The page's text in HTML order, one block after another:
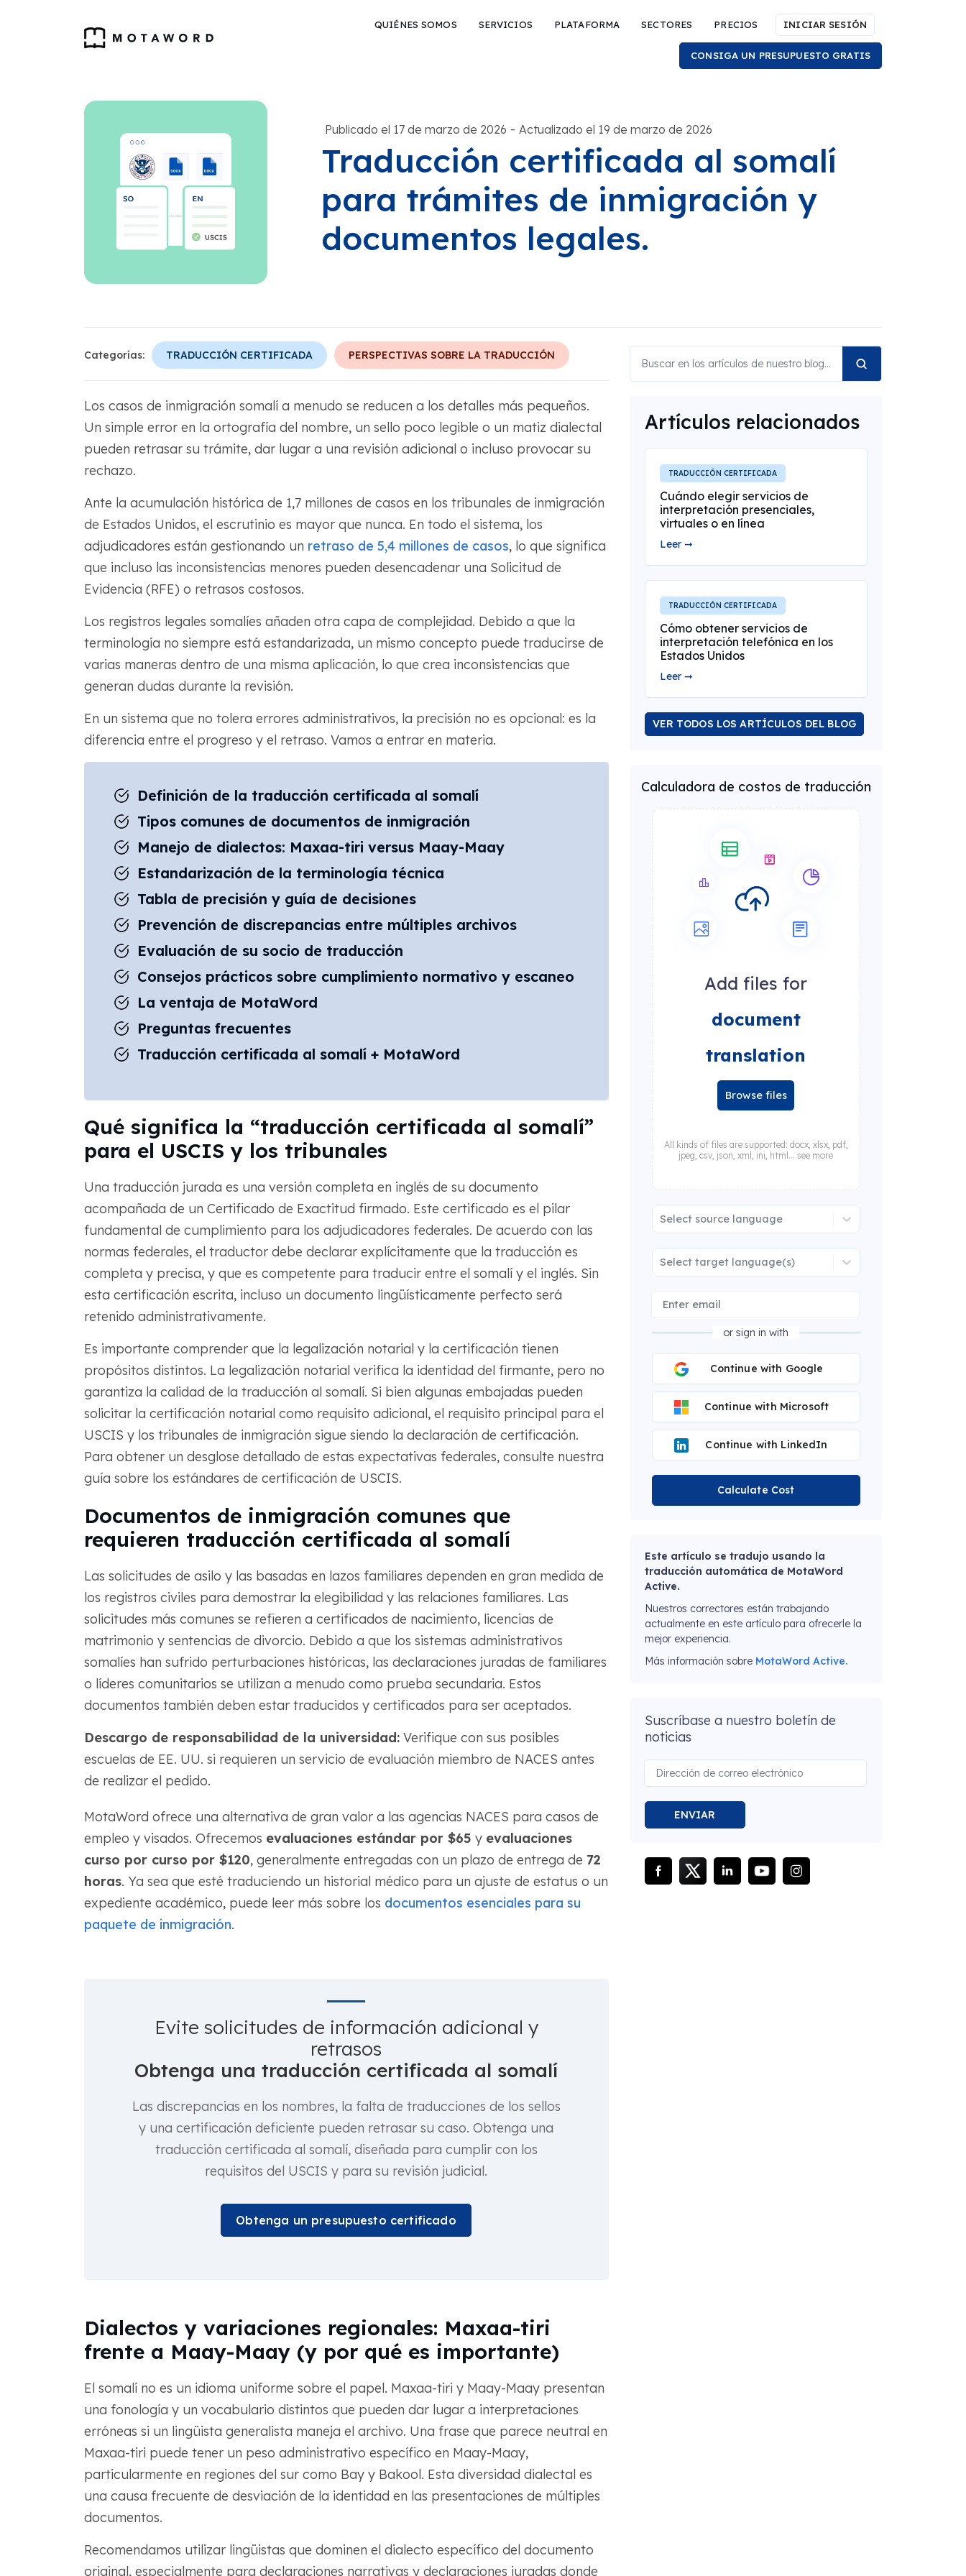
QUIÉNES SOMOS SERVICIOS PLATAFORMA SECTORES PRECIOS INICIAR SESIÓN
CONSIGA UN PRESUPUESTO GRATIS
Publicado el 17 de marzo de 2026 - Actualizado el 19 de marzo de 2026
Traducción certificada al somalí
para trámites de inmigración y
documentos legales.
Categorías: TRADUCCIÓN CERTIFICADA PERSPECTIVAS SOBRE LA TRADUCCIÓN
Los casos de inmigración somalí a menudo se reducen a los detalles más pequeños.
Un simple error en la ortografía del nombre, un sello poco legible o un matiz dialectal
pueden retrasar su trámite, dar lugar a una revisión adicional o incluso provocar su
rechazo.
Ante la acumulación histórica de 1,7 millones de casos en los tribunales de inmigración
de Estados Unidos, el escrutinio es mayor que nunca. En todo el sistema, los
adjudicadores están gestionando un retraso de 5,4 millones de casos, lo que significa
que incluso las inconsistencias menores pueden desencadenar una Solicitud de
Evidencia (RFE) o retrasos costosos.
Los registros legales somalíes añaden otra capa de complejidad. Debido a que la
terminología no siempre está estandarizada, un mismo concepto puede traducirse de
varias maneras dentro de una misma aplicación, lo que crea inconsistencias que
generan dudas durante la revisión.
En un sistema que no tolera errores administrativos, la precisión no es opcional: es la
diferencia entre el progreso y el retraso. Vamos a entrar en materia.
Definición de la traducción certificada al somalí
Tipos comunes de documentos de inmigración
Manejo de dialectos: Maxaa-tiri versus Maay-Maay
Estandarización de la terminología técnica
Tabla de precisión y guía de decisiones
Prevención de discrepancias entre múltiples archivos
Evaluación de su socio de traducción
Consejos prácticos sobre cumplimiento normativo y escaneo
La ventaja de MotaWord
Preguntas frecuentes
Traducción certificada al somalí + MotaWord
Qué significa la “traducción certificada al somalí”
para el USCIS y los tribunales
Una traducción jurada es una versión completa en inglés de su documento
acompañada de un Certificado de Exactitud firmado. Este certificado es el pilar
fundamental de cumplimiento para los adjudicadores federales. De acuerdo con las
normas federales, el traductor debe declarar explícitamente que la traducción es
completa y precisa, y que es competente para traducir entre el somalí y el inglés. Sin
esta certificación escrita, incluso un documento lingüísticamente perfecto será
retenido administrativamente.
Es importante comprender que la legalización notarial y la certificación tienen
propósitos distintos. La legalización notarial verifica la identidad del firmante, pero no
garantiza la calidad de la traducción al somalí. Si bien algunas embajadas pueden
solicitar la certificación notarial como requisito adicional, el requisito principal para el
USCIS y los tribunales de inmigración sigue siendo la declaración de certificación.
Para obtener un desglose detallado de estas expectativas federales, consulte nuestra
guía sobre los estándares de certificación de USCIS.
Documentos de inmigración comunes que
requieren traducción certificada al somalí
Las solicitudes de asilo y las basadas en lazos familiares dependen en gran medida de
los registros civiles para demostrar la elegibilidad y las relaciones familiares. Las
solicitudes más comunes se refieren a certificados de nacimiento, licencias de
matrimonio y sentencias de divorcio. Debido a que los sistemas administrativos
somalíes han sufrido perturbaciones históricas, las declaraciones juradas de familiares
o líderes comunitarios se utilizan a menudo como prueba secundaria. Estos
documentos también deben estar traducidos y certificados para ser aceptados.
Descargo de responsabilidad de la universidad:Verifique con sus posibles
escuelas de EE. UU. si requieren un servicio de evaluación miembro de NACES antes
de realizar el pedido.
MotaWord ofrece una alternativa de gran valor a las agencias NACES para casos de
empleo y visados. Ofrecemos evaluaciones estándar por $65 y evaluaciones
curso por curso por $120, generalmente entregadas con un plazo de entrega de 72
horas. Ya sea que esté traduciendo un historial médico para un ajuste de estatus o un
expediente académico, puede leer más sobre los documentos esenciales para su
paquete de inmigración.
Evite solicitudes de información adicional y
retrasos
Obtenga una traducción certificada al somalí
Las discrepancias en los nombres, la falta de traducciones de los sellos
y una certificación deficiente pueden retrasar su caso. Obtenga una
traducción certificada al somalí, diseñada para cumplir con los
requisitos del USCIS y para su revisión judicial.
Obtenga un presupuesto certificado
Dialectos y variaciones regionales: Maxaa-tiri
frente a Maay-Maay (y por qué es importante)
El somalí no es un idioma uniforme sobre el papel. Maxaa-tiri y Maay-Maay presentan
una fonología y un vocabulario distintos que pueden dar lugar a interpretaciones
erróneas si un lingüista generalista maneja el archivo. Una frase que parece neutral en
Maxaa-tiri puede tener un peso administrativo específico en Maay-Maay,
particularmente en regiones del sur como Bay y Bakool. Esta diversidad dialectal es
una causa frecuente de desviación de la identidad en las presentaciones de múltiples
documentos.
Recomendamos utilizar lingüistas que dominen el dialecto específico del documento
original, especialmente para declaraciones narrativas y declaraciones juradas donde
Artículos relacionados
TRADUCCIÓN CERTIFICADA
Cuándo elegir servicios de
interpretación presenciales,
virtuales o en línea
Leer ➞
TRADUCCIÓN CERTIFICADA
Cómo obtener servicios de
interpretación telefónica en los
Estados Unidos
Leer ➞
VER TODOS LOS ARTÍCULOS DEL BLOG
Calculadora de costos de traducción
Add files for
document
translation
Browse files
All kinds of files are supported: docx, xlsx, pdf,
jpeg, csv, json, xml, ini, html... see more
Select source language
Select target language(s)
or sign in with
Continue with Google
Continue with Microsoft
Continue with LinkedIn
Calculate Cost
Este artículo se tradujo usando la
traducción automática de MotaWord
Active.
Nuestros correctores están trabajando
actualmente en este artículo para ofrecerle la
mejor experiencia.
Más información sobre MotaWord Active.
Suscríbase a nuestro boletín de
noticias
ENVIAR